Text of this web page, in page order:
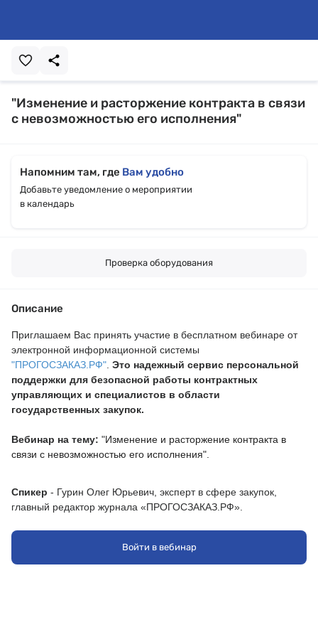
"Изменение и расторжение контракта в связи
с невозможностью его исполнения"
Напомним там, где Вам удобно
Добавьте уведомление о мероприятии
в календарь
Проверка оборудования
Описание
Приглашаем Вас принять участие в бесплатном вебинаре от
электронной информационной системы
"ПРОГОСЗАКАЗ.РФ" Это надежный сервис персональной
поддержки для безопасной работы контрактных
управляющих и специалистов в области
государственных закупок.
Вебинар на тему: "Изменение и расторжение контракта в
связи с невозможностью его исполнения".
Спикер - Гурин Олег Юрьевич , эксперт в сфере закупок,
главный редактор журнала «ПРОГОСЗАКАЗ.РФ».
Программа вебинара:
1. Обстоятельства непреодолимой силы: что это такое и как
Войти в вебинар